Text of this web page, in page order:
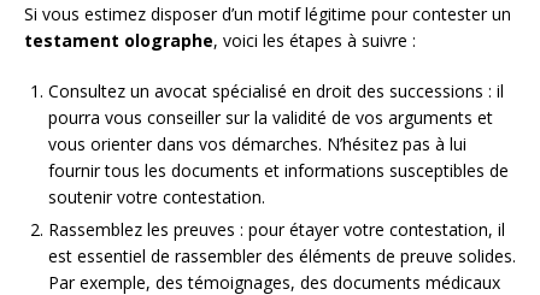
Si vous estimez disposer d’un motif légitime pour contester un
testament olographe, voici les étapes à suivre :
Consultez un avocat spécialisé en droit des successions : il
pourra vous conseiller sur la validité de vos arguments et
vous orienter dans vos démarches. N’hésitez pas à lui
fournir tous les documents et informations susceptibles de
soutenir votre contestation.
Rassemblez les preuves : pour étayer votre contestation, il
est essentiel de rassembler des éléments de preuve solides.
Par exemple, des témoignages, des documents médicaux